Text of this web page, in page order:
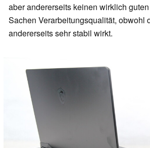
aber andererseits keinen wirklich
Sachen Verarbeitungsqualität, obwohl
andererseits sehr stabil wirkt.